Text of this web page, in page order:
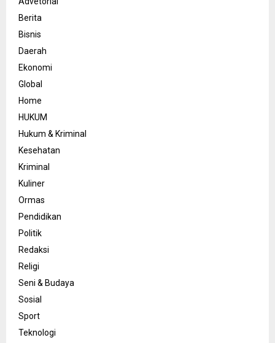
Berita
Bisnis
Daerah
Ekonomi
Global
Home
HUKUM
Hukum & Kriminal
Kesehatan
Kriminal
Kuliner
Ormas
Pendidikan
Politik
Redaksi
Religi
Seni & Budaya
Sosial
Sport
Teknologi